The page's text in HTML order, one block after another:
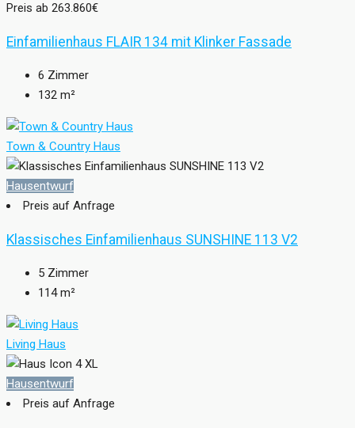
Preis ab 263.860€
Einfamilienhaus FLAIR 134 mit Klinker Fassade
6 Zimmer
132 m²
Town & Country Haus
Hausentwurf
Preis auf Anfrage
Klassisches Einfamilienhaus SUNSHINE 113 V2
5 Zimmer
114 m²
Living Haus
Hausentwurf
Preis auf Anfrage